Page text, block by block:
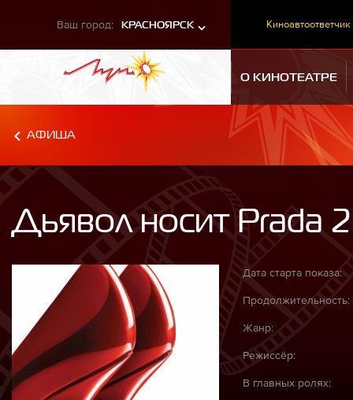
Ваш город: КРАСНОЯРСК Киноавтоответчик
О КИНОТЕАТРЕ
АФИША
Дьявол носит Prada 2
Дата старта показа:
Продолжительность:
Жанр:
Режиссёр:
В главных ролях: